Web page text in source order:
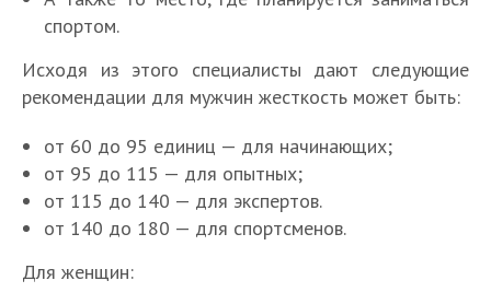
спортом.
Исходя из этого специалисты дают следующие
рекомендации для мужчин жесткость может быть:
от 60 до 95 единиц — для начинающих;
от 95 до 115 — для опытных;
от 115 до 140 — для экспертов.
от 140 до 180 — для спортсменов.
Для женщин: